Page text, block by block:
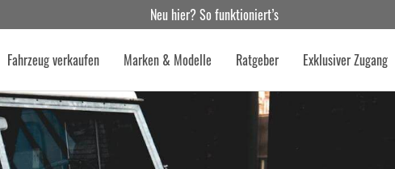
Neu hier? So funktioniert’s
Fahrzeug verkaufen Marken & Modelle Ratgeber Exklusiver Zugang